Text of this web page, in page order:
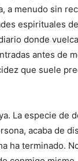
a menudo sin
espirituales
donde
antes de
que suele
La especie de
acaba de
ha terminado.